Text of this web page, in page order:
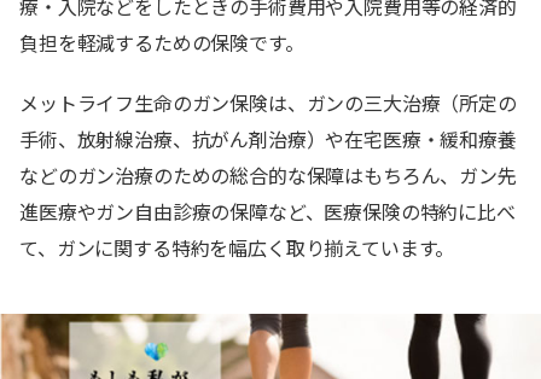
療・入院などをしたときの手術費用や入院費用等の経済的
負担を軽減するための保険です。
メットライフ生命のガン保険は、ガンの三大治療（所定の
手術、放射線治療、抗がん剤治療）や在宅医療・緩和療養
などのガン治療のための総合的な保障はもちろん、ガン先
進医療やガン自由診療の保障など、医療保険の特約に比べ
て、ガンに関する特約を幅広く取り揃えています。